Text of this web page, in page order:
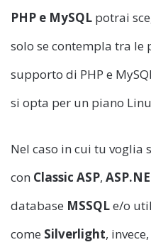
PHP e MySQL potrai
solo se contempla tra
supporto di PHP e
si opta per un piano
Nel caso in cui tu voglia
con Classic ASP,
database MSSQLe/o
come Silverlight,